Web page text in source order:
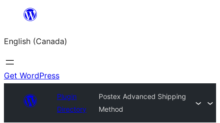
content
English (Canada)
Get WordPress
Plugin
Directory
Postex Advanced Shipping
Method